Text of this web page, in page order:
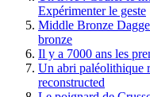
Expérimenter le geste
Middle Bronze
bronze
Il y a 7000 ans les
Un abri paléolithique
reconstructed